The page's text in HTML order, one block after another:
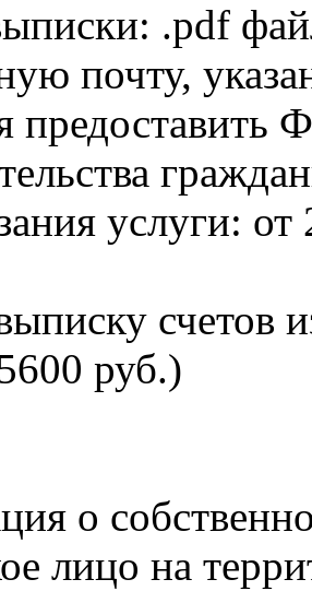
.pdf
почту,
услуги: от
счетов
руб.)
о
лицо на